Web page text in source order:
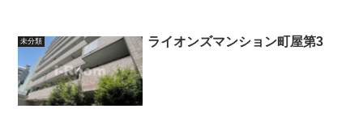
未分類 ライオンズマンション町屋第3